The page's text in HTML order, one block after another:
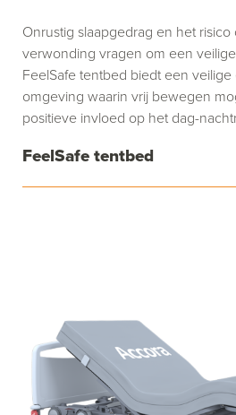
FeelSafe tentbed
Onrustig slaapgedrag en het
verwonding vragen om een
FeelSafe tentbed biedt een
omgeving waarin vrij bewegen
positieve invloed op het dag-